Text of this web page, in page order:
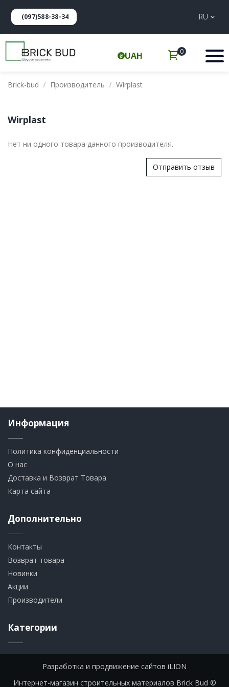
(097)588-38-34 RU
UAH 0
Brick-bud Производитель Wirplast
Wirplast
Нет ни одного товара данного производителя.
Отправить отзыв
Информация
Политика конфиденциальности
О нас
Доставка и Возврат Товара
Карта сайта
Дополнительно
Контакты
Возврат товара
Новинки
Акции
Производители
Категории
Разработка и продвижение сайтов iLION
Интернет-магазин строительных материалов Brick Bud ©